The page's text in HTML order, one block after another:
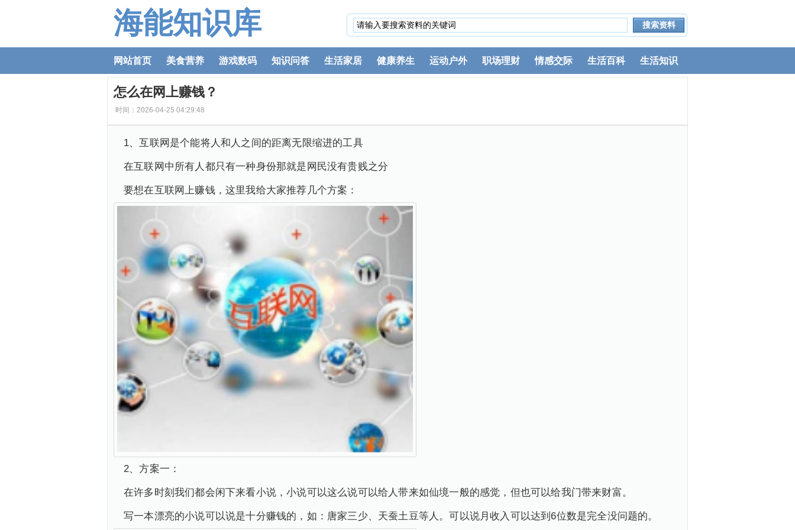
海能知识库
网站首页 美食营养 游戏数码 知识问答 生活家居 健康养生 运动户外 职场理财 情感交际 生活百科 生活知识
怎么在网上赚钱？
时间：2026-04-25 04:29:48
1、互联网是个能将人和人之间的距离无限缩进的工具
在互联网中所有人都只有一种身份那就是网民没有贵贱之分
要想在互联网上赚钱，这里我给大家推荐几个方案：
2、方案一：
在许多时刻我们都会闲下来看小说，小说可以这么说可以给人带来如仙境一般的感觉，但也可以给我门带来财富。
写一本漂亮的小说可以说是十分赚钱的，如：唐家三少、天蚕土豆等人。可以说月收入可以达到6位数是完全没问题的。